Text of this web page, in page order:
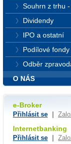
Souhrn z trhu
Dividendy
IPO a ostatní
Podílové fondy
Odběr
O NÁS
e-Broker
Přihlásit se
Internetbanking
Přihlásit se